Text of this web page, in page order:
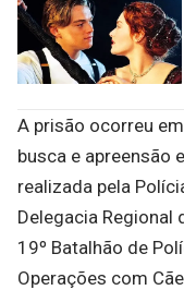
A prisão ocorreu
busca e apreensão
realizada pela
Delegacia Regional
19º Batalhão de
Operações com